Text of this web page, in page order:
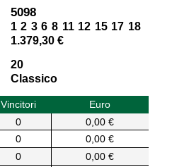
5098
1 2 3 6 8 11 12 15 17 18
1.379,30 €
20
Classico
Vincitori
Euro
0
0,00 €
0
0,00 €
0
0,00 €